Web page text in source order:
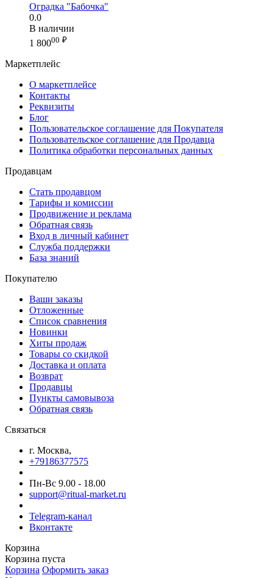
Оградка "Бабочка"
0.0
В наличии
1 80000 ₽
Маркетплейс
О маркетплейсе
Контакты
Реквизиты
Блог
Пользовательское соглашение для Покупателя
Пользовательское соглашение для Продавца
Политика обработки персональных данных
Продавцам
Стать продавцом
Тарифы и комиссии
Продвижение и реклама
Обратная связь
Вход в личный кабинет
Служба поддержки
База знаний
Покупателю
Ваши заказы
Отложенные
Список сравнения
Новинки
Хиты продаж
Товары со скидкой
Доставка и оплата
Возврат
Продавцы
Пункты самовывоза
Обратная связь
Связаться
г. Москва,
+79186377575
Пн-Вс 9.00 - 18.00
support@ritual-market.ru
Telegram-канал
Вконтакте
Корзина
Корзина пуста
Корзина Оформить заказ